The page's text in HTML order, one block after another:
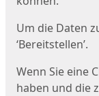
Um die Daten
‘Bereitstellen’.
Wenn Sie eine
haben und die